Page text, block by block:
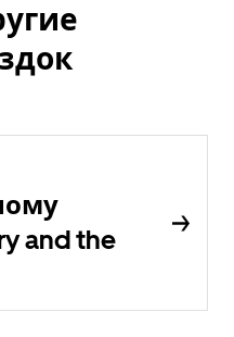
and the